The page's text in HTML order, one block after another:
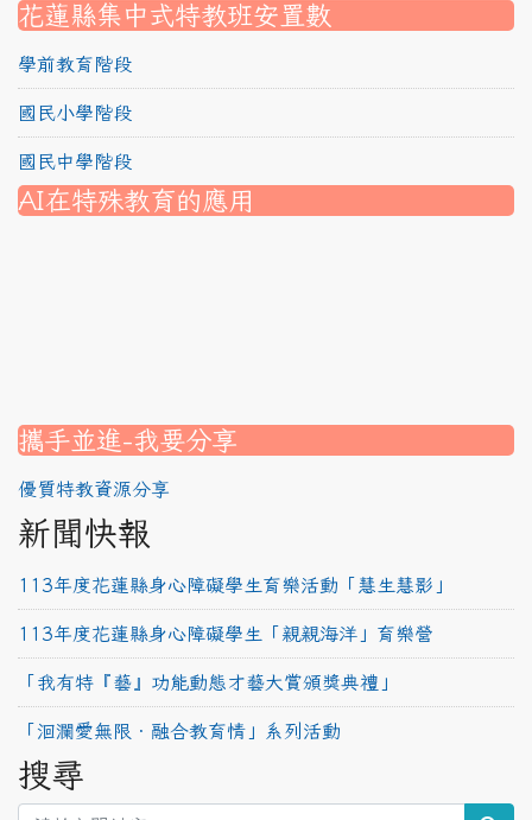
花蓮縣集中式特教班安置數
學前教育階段
國民小學階段
國民中學階段
AI在特殊教育的應用
攜手並進-我要分享
優質特教資源分享
新聞快報
113年度花蓮縣身心障礙學生育樂活動「慧生慧影」
113年度花蓮縣身心障礙學生「親親海洋」育樂營
「我有特『藝』功能動態才藝大賞頒獎典禮」
「洄瀾愛無限‧融合教育情」系列活動
搜尋